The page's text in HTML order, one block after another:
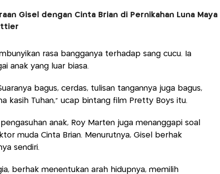
Gisel dengan Cinta Brian di Pernikahan Luna Maya
rasa bangganya terhadap sang cucu. Ia
anak yang luar biasa.
bagus, cerdas, tulisan tangannya juga bagus,
kasih Tuhan,” ucap bintang film Pretty Boys itu.
anak, Roy Marten juga menanggapi soal
muda Cinta Brian. Menurutnya, Gisel berhak
sendiri.
berhak menentukan arah hidupnya, memilih